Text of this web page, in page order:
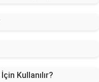
Kullanılır?